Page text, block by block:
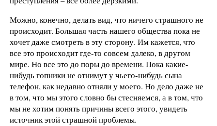
Можно, конечно, делать вид, что ничего страшного не
происходит. Большая часть нашего общества пока не
хочет даже смотреть в эту сторону. Им кажется, что
все это происходит где-то совсем далеко, в другом
мире. Но все это до поры до времени. Пока какие-
нибудь гопники не отнимут у чьего-нибудь сына
телефон, как недавно отняли у моего. Но дело даже не
в том, что мы этого словно бы стесняемся, а в том, что
мы не хотим понять причины всего этого, увидеть
источник этой страшной проблемы.